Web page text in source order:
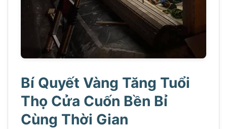
Bí Quyết Vàng Tăng Tuổi
Thọ Cửa Cuốn Bền Bỉ
Cùng Thời Gian